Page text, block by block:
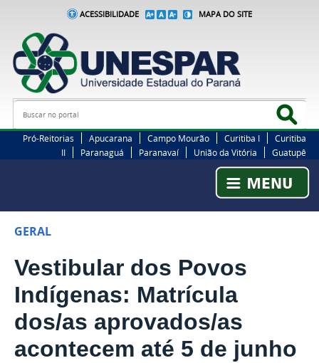
ACESSIBILIDADE MAPA DO SITE
Busca
Pró-Reitorias Apucarana Campo Mourão Curitiba I
Curitiba
II
Paranaguá Paranavaí União da Vitória Guatupê
GERAL
Vestibular dos Povos
Indígenas: Matrícula
dos/as aprovados/as
acontecem até 5 de junho